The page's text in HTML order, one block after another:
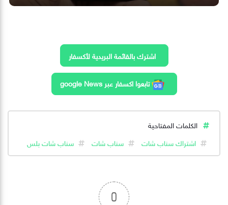
اشترك بالقائمة البريدية لأكسفار
تابعوا اكسفار عبر google News
الكلمات المفتاحية
اشتراك سناب شات
سناب شات سناب شات بلس
0